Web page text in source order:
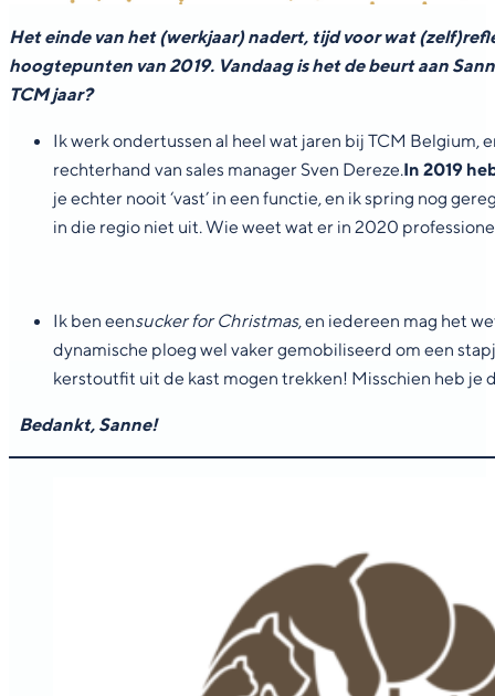
Het einde van het (werkjaar) nadert, tijd voor wat
hoogtepunten van 2019. Vandaag is het de beurt aan
TCM jaar?
Ik werk ondertussen al heel wat jaren bij TCM Belgium,
rechterhand van sales manager Sven Dereze.In 2019
je echter nooit ‘vast’ in een functie, en ik spring nog
in die regio niet uit. Wie weet wat er in 2020
Ik ben eensucker for Christmas, en iedereen mag het
dynamische ploeg wel vaker gemobiliseerd om een
kerstoutfit uit de kast mogen trekken! Misschien heb je
Bedankt, Sanne!